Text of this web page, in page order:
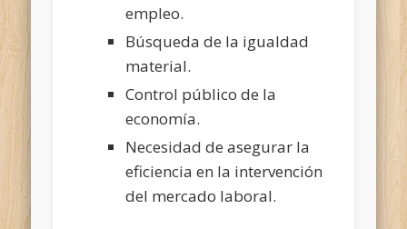
empleo.
Búsqueda de la igualdad
material.
Control público de la
economía.
Necesidad de asegurar la
eficiencia en la intervención
del mercado laboral.